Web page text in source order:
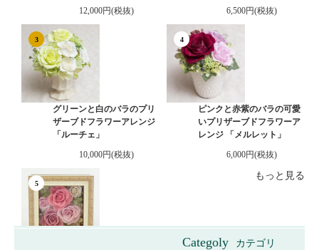
12,000円(税抜)
6,500円(税抜)
3
グリーンと白のバラのプリ
ザーブドフラワーアレンジ
「ルーチェ」
10,000円(税抜)
4
ピンクと赤紫のバラの可愛
いプリザーブドフラワーア
レンジ 「メルレット」
6,000円(税抜)
5
もっと見る
Categoly カテゴリ